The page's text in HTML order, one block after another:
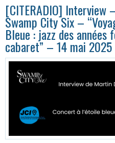
[CITERADIO] Interview
Swamp City Six –
Bleue : jazz des
cabaret” – 14 mai 2025